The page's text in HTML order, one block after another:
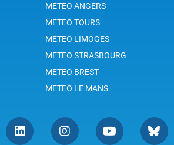
METEO ANGERS
METEO TOURS
METEO LIMOGES
METEO STRASBOURG
METEO BREST
METEO LE MANS